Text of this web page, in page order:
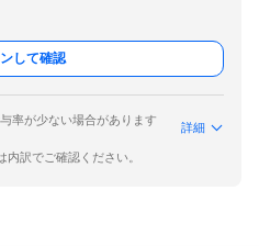
して確認
率が少ない場合があります
詳細
訳でご確認ください。